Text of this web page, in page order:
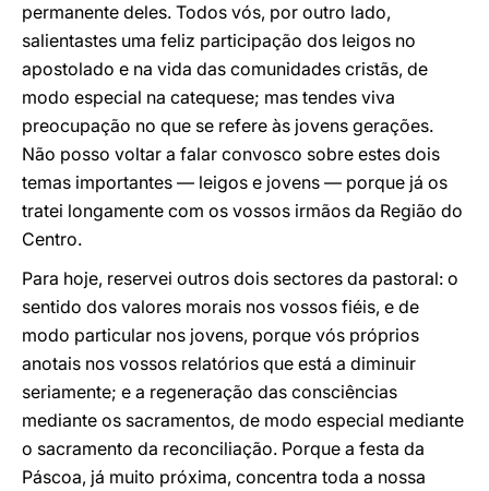
permanente deles. Todos vós, por outro lado,
salientastes uma feliz participação dos leigos no
apostolado e na vida das comunidades cristãs, de
modo especial na catequese; mas tendes viva
preocupação no que se refere às jovens gerações.
Não posso voltar a falar convosco sobre estes dois
temas importantes — leigos e jovens — porque já os
tratei longamente com os vossos irmãos da Região do
Centro.
Para hoje, reservei outros dois sectores da pastoral: o
sentido dos valores morais nos vossos fiéis, e de
modo particular nos jovens, porque vós próprios
anotais nos vossos relatórios que está a diminuir
seriamente; e a regeneração das consciências
mediante os sacramentos, de modo especial mediante
o sacramento da reconciliação. Porque a festa da
Páscoa, já muito próxima, concentra toda a nossa